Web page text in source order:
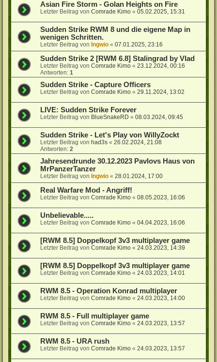
Asian Fire Storm - Golan Heights on Fire
Letzter Beitrag vonComrade Kimo «05.02.2025, 15:31
Sudden Strike RWM 8 und die eigene Map in
wenigen Schritten.
Letzter Beitrag von Ingwio «07.01.2025, 23:16
Sudden Strike 2 [RWM 6.8] Stalingrad by Vlad
Letzter Beitrag vonComrade Kimo «23.12.2024, 00:16
Antworten:1
Sudden Strike - Capture Officers
Letzter Beitrag vonComrade Kimo «29.11.2024, 13:02
LIVE: Sudden Strike Forever
Letzter Beitrag von BlueSnakeRD «08.03.2024, 09:45
Sudden Strike - Let's Play von WillyZockt
Letzter Beitrag von had3s «26.02.2024, 21:08
Antworten:2
Jahresendrunde 30.12.2023 Pavlovs Haus von
MrPanzerTanzer
Letzter Beitrag von Ingwio «28.01.2024, 17:00
Real Warfare Mod - Angriff!
Letzter Beitrag vonComrade Kimo «08.05.2023, 16:06
Unbelievable.....
Letzter Beitrag vonComrade Kimo «04.04.2023, 16:06
[RWM 8.5] Doppelkopf 3v3 multiplayer game
Letzter Beitrag vonComrade Kimo «24.03.2023, 14:39
[RWM 8.5] Doppelkopf 3v3 multiplayer game
Letzter Beitrag vonComrade Kimo «24.03.2023, 14:01
RWM 8.5 - Operation Konrad multiplayer
Letzter Beitrag vonComrade Kimo «24.03.2023, 14:00
RWM 8.5 - Full multiplayer game
Letzter Beitrag vonComrade Kimo «24.03.2023, 13:57
RWM 8.5 - URA rush
Letzter Beitrag vonComrade Kimo «24.03.2023, 13:57